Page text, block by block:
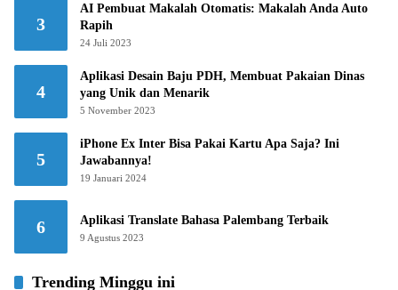
3
AI Pembuat Makalah Otomatis: Makalah Anda Auto
Rapih
24 Juli 2023
4
Aplikasi Desain Baju PDH, Membuat Pakaian Dinas
yang Unik dan Menarik
5 November 2023
5
iPhone Ex Inter Bisa Pakai Kartu Apa Saja? Ini
Jawabannya!
19 Januari 2024
6 Aplikasi Translate Bahasa Palembang Terbaik
9 Agustus 2023
Trending Minggu ini